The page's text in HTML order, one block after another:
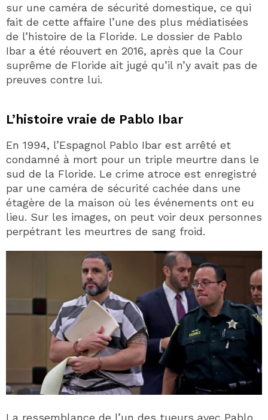
sur une caméra de sécurité domestique, ce qui
fait de cette affaire l’une des plus médiatisées
de l’histoire de la Floride. Le dossier de Pablo
Ibar a été réouvert en 2016, après que la Cour
suprême de Floride ait jugé qu’il n’y avait pas de
preuves contre lui.
L’histoire vraie de Pablo Ibar
En 1994, l’Espagnol Pablo Ibar est arrêté et
condamné à mort pour un triple meurtre dans le
sud de la Floride. Le crime atroce est enregistré
par une caméra de sécurité cachée dans une
étagère de la maison où les événements ont eu
lieu. Sur les images, on peut voir deux personnes
perpétrant les meurtres de sang froid.
La ressemblance de l’un des tueurs avec Pablo